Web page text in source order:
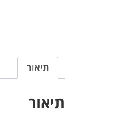
תיאור
תיאור